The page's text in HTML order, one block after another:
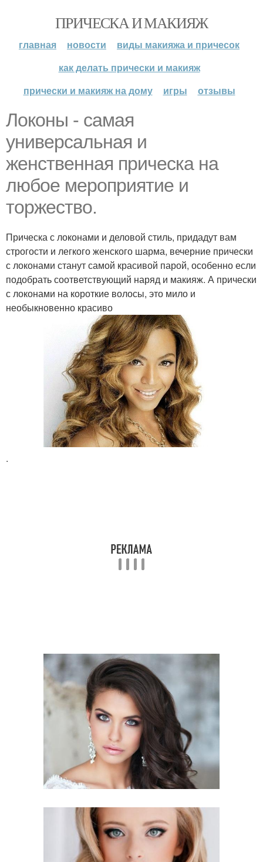
ПРИЧЕСКА И МАКИЯЖ
главная новости
виды макияжа и причесок
как делать прически и макияж
прически и макияж на дому
игры отзывы
Локоны - самая
универсальная и
женственная прическа на
любое мероприятие и
торжество.
Прическа с локонами и деловой стиль, придадут вам
строгости и легкого женского шарма, вечерние прически
с локонами станут самой красивой парой, особенно если
подобрать соответствующий наряд и макияж. А прически
с локонами на короткие волосы, это мило и
необыкновенно красиво
.